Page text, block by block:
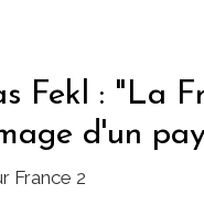
Fekl : "La
d'un
France 2